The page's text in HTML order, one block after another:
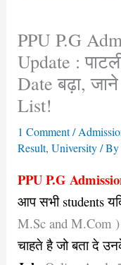
PPU P.G
Update :
Date बढ़ा,
List!
1 Comment /
Result, University/ By
PPU P.G
आप सभी students
M.Sc and M.Com
चाहते है जो बता दे